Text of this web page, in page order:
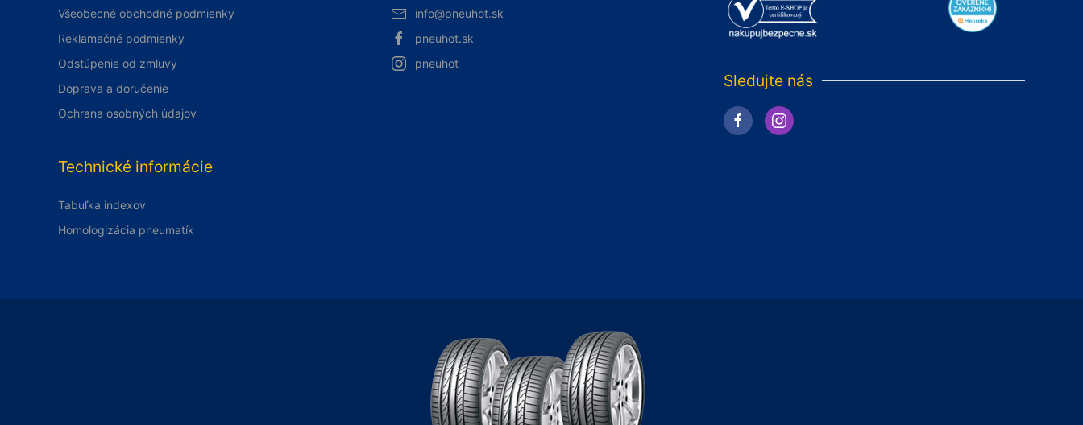
Všeobecné obchodné podmienky
Reklamačné podmienky
Odstúpenie od zmluvy
Doprava a doručenie
Ochrana osobných údajov
Technické informácie
Tabuľka indexov
Homologizácia pneumatík
info@pneuhot.sk
pneuhot.sk
pneuhot
Sledujte nás